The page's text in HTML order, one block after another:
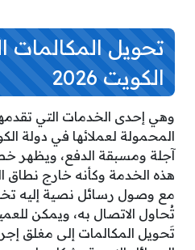
تحويل المكالمات
الكويت 2026
وهي إحدى الخدمات التي
المحمولة لعملائها في دولة
آجلة ومسبقة الدفع، ويظهر
هذه الخدمة وكأنه خارج نطاق
مع وصول رسائل نصية إليه
تُحاول الاتصال به، ويمكن
تَحويل المكالمات إلى مغلق